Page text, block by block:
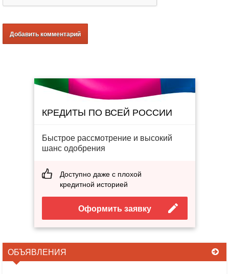
КРЕДИТЫ ПО ВСЕЙ РОССИИ
Быстрое рассмотрение и высокий
шанс одобрения
Доступно даже с плохой
кредитной историей
Оформить заявку
ОБЪЯВЛЕНИЯ